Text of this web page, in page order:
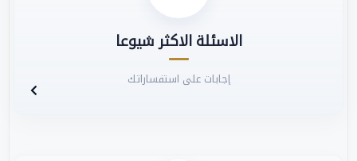
الاسئلة الاكثر شيوعا
إجابات على استفساراتك